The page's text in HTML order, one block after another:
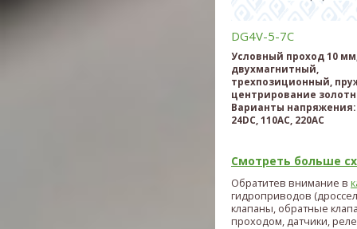
DG4V-5-7С
Условный проход 10
двухмагнитный,
трехпозиционный,
центрирование
Варианты напряжения:
24DC, 110AC, 220AC
Смотреть больше
Обратитев внимание в
гидроприводов
клапаны, обратные
проходом, датчики, реле